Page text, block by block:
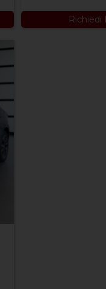
Richiedi